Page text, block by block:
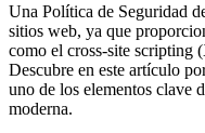
Una Política de Seguridad
sitios web, ya que
como el cross-site scripting
Descubre en este artículo
uno de los elementos clave
moderna.